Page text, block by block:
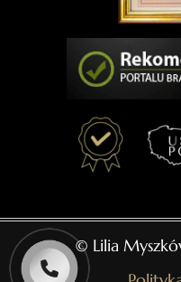
© Lilia